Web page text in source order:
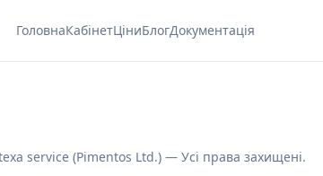
ГоловнаКабінетЦіниБлогДокументація
service (Pimentos Ltd.) — Усі права захищені.